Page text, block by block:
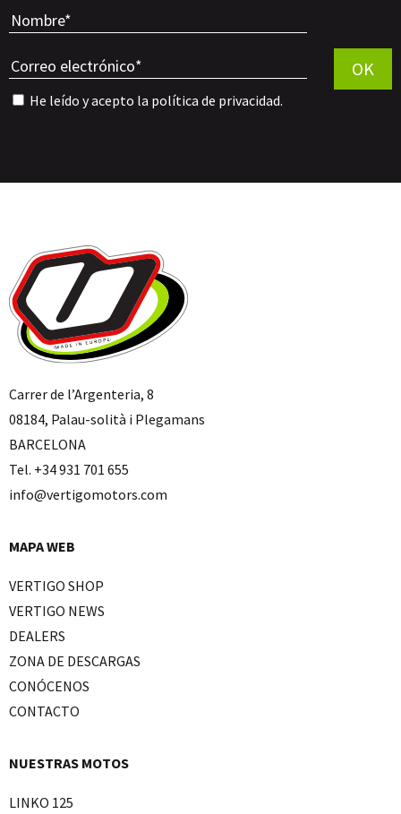
He leído y acepto la política de privacidad.
OK
Carrer de l’Argenteria, 8
08184, Palau-solità i Plegamans
BARCELONA
Tel. +34 931 701 655
info@vertigomotors.com
MAPA WEB
VERTIGO SHOP
VERTIGO NEWS
DEALERS
ZONA DE DESCARGAS
CONÓCENOS
CONTACTO
NUESTRAS MOTOS
LINKO 125